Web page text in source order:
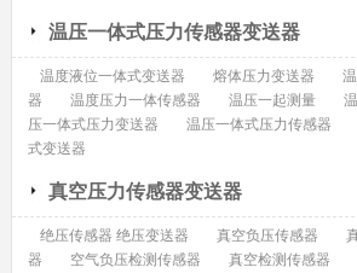
温压一体式压力传感器变送器
温度液位一体式变送器 熔体压力变送器
器
温度压力一体传感器 温压一起测量
压一体式压力变送器
温压一体式压力传感器
式变送器
真空压力传感器变送器
绝压传感器 绝压变送器 真空负压传感器
器
空气负压检测传感器 真空检测传感器